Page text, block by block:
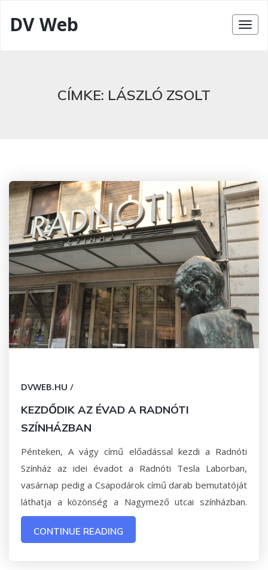
DV Web
CÍMKE: LÁSZLÓ ZSOLT
DVWEB.HU /
KEZDŐDIK AZ ÉVAD A RADNÓTI
SZÍNHÁZBAN
Pénteken, A vágy című előadással kezdi a Radnóti
Színház az idei évadot a Radnóti Tesla Laborban,
vasárnap pedig a Csapodárok című darab bemutatóját
láthatja a közönség a Nagymező utcai színházban.
CONTINUE READING